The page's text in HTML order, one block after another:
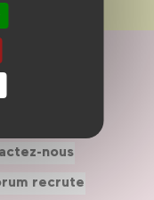
nous
recrute